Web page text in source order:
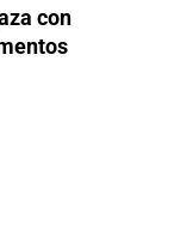
con